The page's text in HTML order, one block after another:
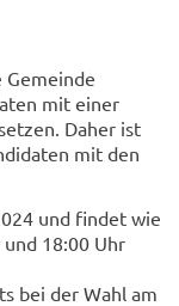
Gemeinde
mit einer
Daher ist
mit den
und findet wie
18:00 Uhr
bei der Wahl am